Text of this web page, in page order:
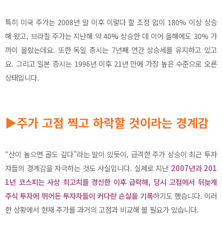
특히 미국 주가는 2008년 말 이후 이렇다 할 조정 없이 180% 이상 상승
해 왔고, 브라질 주가는 지난해 약 40% 상승한 데 이어 올해에도 30% 가
까이 올랐는데요. 또한 독일 증시는 7년째 연간 상승세를 유지하고 있고
요. 그리고 일본 증시는 1996년 이후 21년 만에 가장 높은 수준으로 오른
상태입니다.
▶주가 고점 찍고 하락할 것이라는 경계감
“산이 높으면 골도 깊다”라는 말이 있듯이, 급격한 주가 상승이 최근 투자
자들의 경계감을 자극하는 것도 사실입니다. 실제로 지난 2007년과 201
1년 코스피는 사상 최고치를 경신한 이후 급락해, 당시 고점에서 뒤늦게
주식 투자에 뛰어든 투자자들이 커다란 손실을 기록하기도 했습니다. 이러
한 상황에서 현재 주가를 과거의 고점과 비교해 볼 필요가 있습니다.